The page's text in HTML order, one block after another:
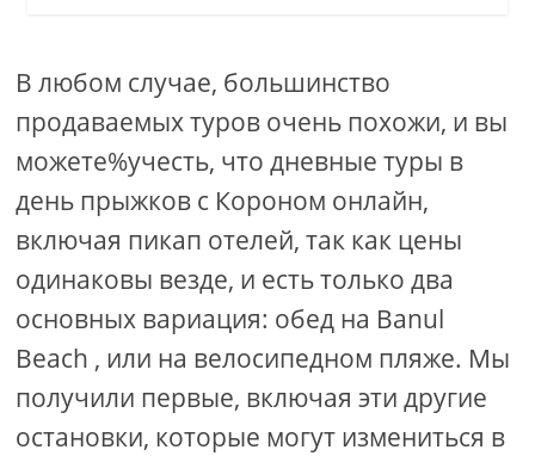
В любом случае, большинство
продаваемых туров очень похожи, и вы
можете%учесть, что дневные туры в
день прыжков с Короном онлайн,
включая пикап отелей, так как цены
одинаковы везде, и есть только два
основных вариация: обед на Banul
Beach , или на велосипедном пляже. Мы
получили первые, включая эти другие
остановки, которые могут измениться в